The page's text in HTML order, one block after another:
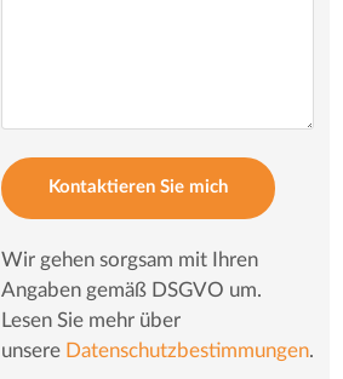
Kontaktieren Sie mich
Wir gehen sorgsam mit Ihren
Angaben gemäß DSGVO um.
Lesen Sie mehr über
unsere Datenschutzbestimmungen.